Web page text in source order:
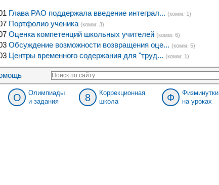
Глава РАО поддержала введение интеграл... (комм: 1)
Портфолио ученика (комм: 3)
Оценка компетенций школьных учителей (комм: 6)
Обсуждение возможности возвращения оце... (комм: 5)
Центры временного содержания для "труд... (комм: 1)
О
Олимпиады
и задания
8
Коррекционная
школа
Ф
Физминутки
на уроках